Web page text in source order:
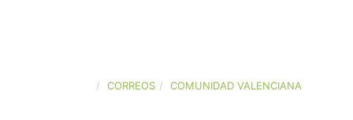
CORREOS COMUNIDAD VALENCIANA